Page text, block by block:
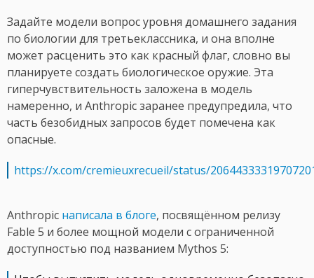
Задайте модели вопрос уровня домашнего задания
по биологии для третьеклассника, и она вполне
может расценить это как красный флаг, словно вы
планируете создать биологическое оружие. Эта
гиперчувствительность заложена в модель
намеренно, и Anthropic заранее предупредила, что
часть безобидных запросов будет помечена как
опасные.
https://x.com/cremieuxrecueil/status/
Anthropic написала в блоге, посвящённом релизу
Fable 5 и более мощной модели с ограниченной
доступностью под названием Mythos 5: